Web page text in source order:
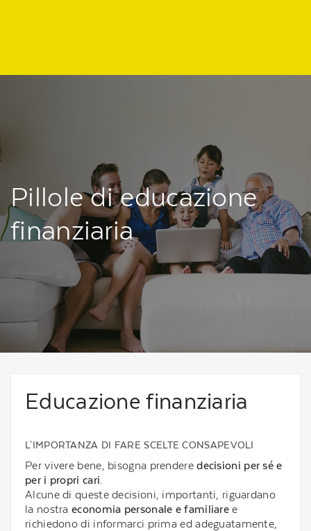
Pillole di educazione
finanziaria
Educazione finanziaria
L'IMPORTANZA DI FARE SCELTE CONSAPEVOLI
Per vivere bene, bisogna prenderedecisioni per sé e
per i propri cari.
Alcune di queste decisioni, importanti, riguardano
la nostra economia personale e familiare e
richiedono di informarci prima ed adeguatamente,